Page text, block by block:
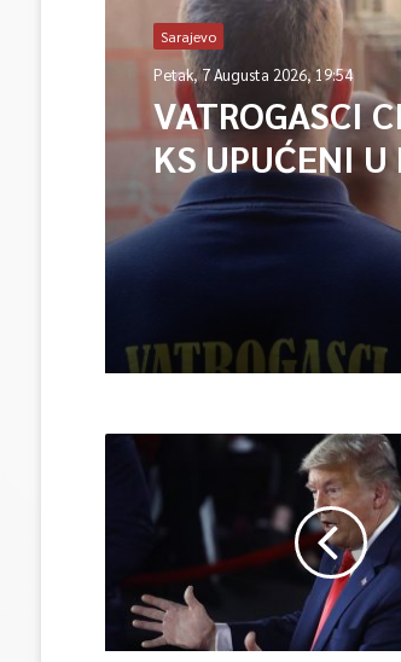
Sarajevo
Petak, 7 Augusta 2026, 19:54
VATROGASCI
KS UPUĆENI
ISPOMOĆ U